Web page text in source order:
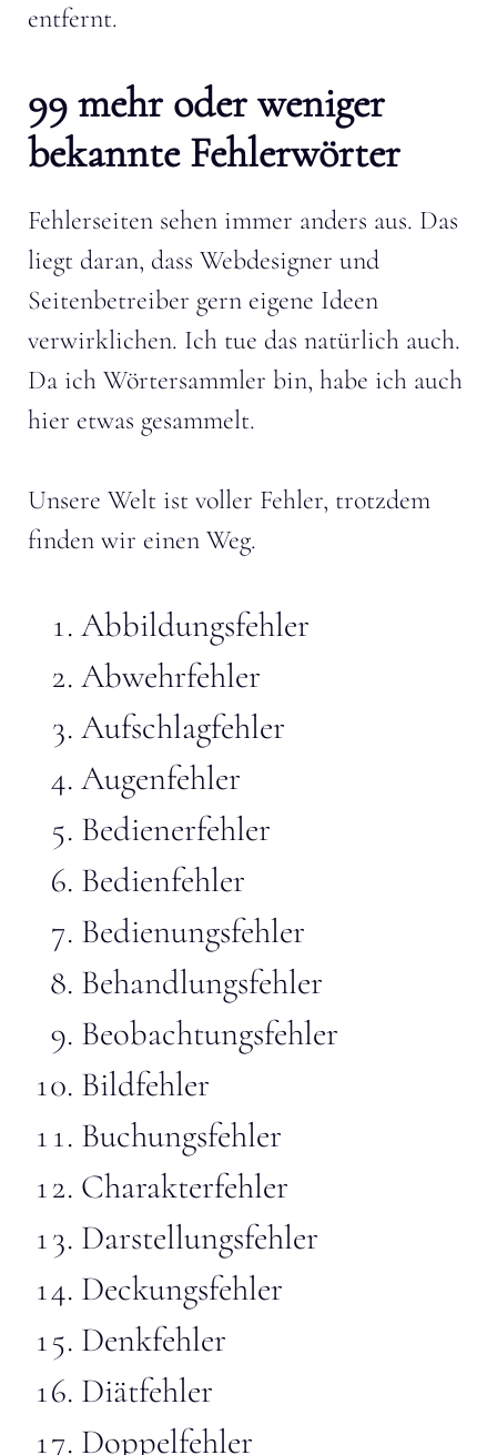
entfernt.
99 mehr oder weniger
bekannte Fehlerwörter
Fehlerseiten sehen immer anders aus. Das
liegt daran, dass Webdesigner und
Seitenbetreiber gern eigene Ideen
verwirklichen. Ich tue das natürlich auch.
Da ich Wörtersammler bin, habe ich auch
hier etwas gesammelt.
Unsere Welt ist voller Fehler, trotzdem
finden wir einen Weg.
Abbildungsfehler
Abwehrfehler
Aufschlagfehler
Augenfehler
Bedienerfehler
Bedienfehler
Bedienungsfehler
Behandlungsfehler
Beobachtungsfehler
Bildfehler
Buchungsfehler
Charakterfehler
Darstellungsfehler
Deckungsfehler
Denkfehler
Diätfehler
Doppelfehler